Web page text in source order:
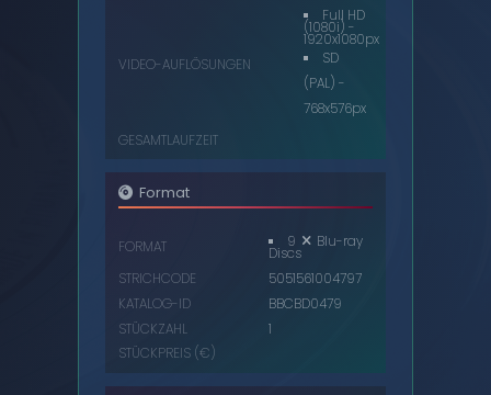
VIDEO-AUFLÖSUNGEN
Full HD
(1080i) -
1920x1080px
SD
(PAL) -
768x576px
GESAMTLAUFZEIT
Format
FORMAT 9 Blu-ray
Discs
STRICHCODE
5051561004797
KATALOG-ID
BBCBD0479
STÜCKZAHL
1
STÜCKPREIS (€)